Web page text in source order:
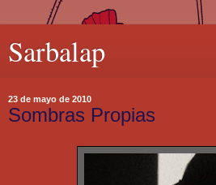
Sarbalap
23 de mayo de 2010
Sombras Propias